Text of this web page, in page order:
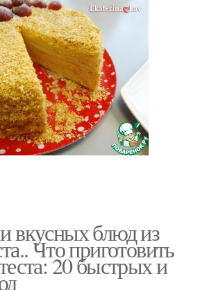
вкусных блюд из
Что приготовить
20 быстрых и